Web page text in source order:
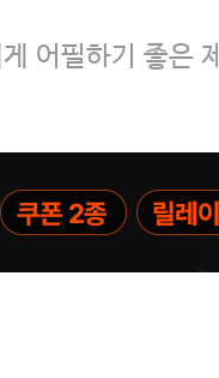
쿠폰(8.1~31)
7만
어필하기 좋은